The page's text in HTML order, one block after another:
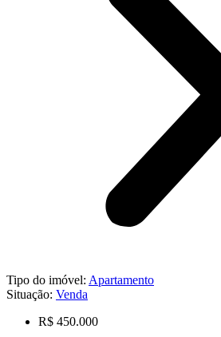
Tipo do imóvel: Apartamento
Situação: Venda
R$ 450.000